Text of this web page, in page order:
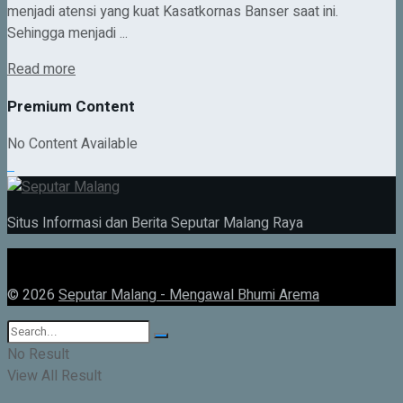
menjadi atensi yang kuat Kasatkornas Banser saat ini.
Sehingga menjadi ...
Read more
Premium Content
No Content Available
Situs Informasi dan Berita Seputar Malang Raya
© 2026 Seputar Malang - Mengawal Bhumi Arema
No Result
View All Result